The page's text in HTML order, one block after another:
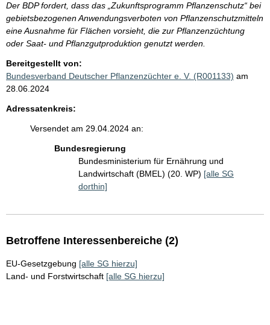
Der BDP fordert, dass das „Zukunftsprogramm Pflanzenschutz“ bei
gebietsbezogenen Anwendungsverboten von Pflanzenschutzmitteln
eine Ausnahme für Flächen vorsieht, die zur Pflanzenzüchtung
oder Saat- und Pflanzgutproduktion genutzt werden.
Bereitgestellt von:
Bundesverband Deutscher Pflanzenzüchter e. V. (R001133) am
28.06.2024
Adressatenkreis:
Versendet am 29.04.2024 an:
Bundesregierung
Bundesministerium für Ernährung und
Landwirtschaft (BMEL) (20. WP) [alle SG
dorthin]
Betroffene Interessenbereiche (2)
EU-Gesetzgebung [alle SG hierzu]
Land- und Forstwirtschaft [alle SG hierzu]